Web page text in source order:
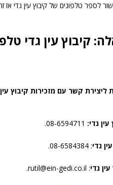
לספר טלפונים של קיבוץ עין גדי אז
קיבוץ עין גדי
ליצירת קשר עם מזכירות קיבוץ
גדי: 08-6594711.
גדי: 08-6584384.
: rutil@ein-gedi.co.il.